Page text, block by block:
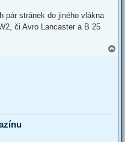
pár stránek do jiného vlákna
či Avro Lancaster a B 25
o